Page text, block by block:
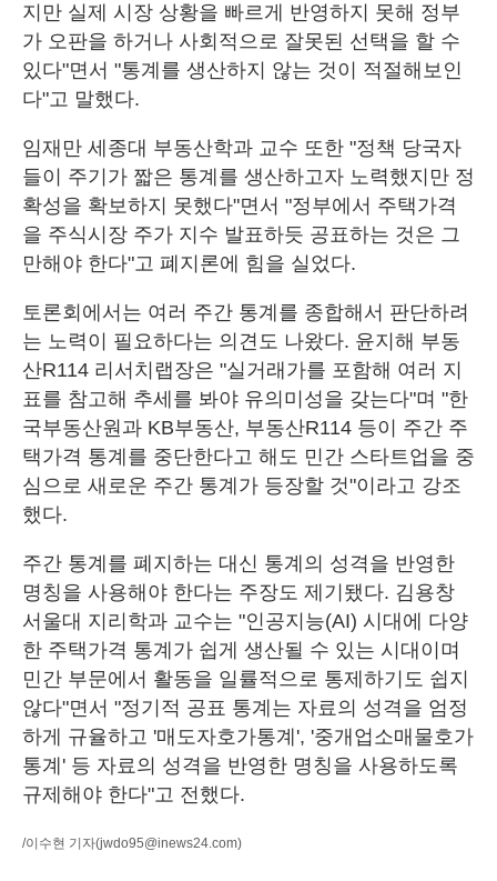
지만 실제 시장 상황을 빠르게 반영하지 못해 정부
가 오판을 하거나 사회적으로 잘못된 선택을 할 수
있다"면서 "통계를 생산하지 않는 것이 적절해보인
다"고 말했다.
임재만 세종대 부동산학과 교수 또한 "정책 당국자
들이 주기가 짧은 통계를 생산하고자 노력했지만 정
확성을 확보하지 못했다"면서 "정부에서 주택가격
을 주식시장 주가 지수 발표하듯 공표하는 것은 그
만해야 한다"고 폐지론에 힘을 실었다.
토론회에서는 여러 주간 통계를 종합해서 판단하려
는 노력이 필요하다는 의견도 나왔다. 윤지해 부동
산R114 리서치랩장은 "실거래가를 포함해 여러 지
표를 참고해 추세를 봐야 유의미성을 갖는다"며 "한
국부동산원과 KB부동산, 부동산R114 등이 주간 주
택가격 통계를 중단한다고 해도 민간 스타트업을 중
심으로 새로운 주간 통계가 등장할 것"이라고 강조
했다.
주간 통계를 폐지하는 대신 통계의 성격을 반영한
명칭을 사용해야 한다는 주장도 제기됐다. 김용창
서울대 지리학과 교수는 "인공지능(AI) 시대에 다양
한 주택가격 통계가 쉽게 생산될 수 있는 시대이며
민간 부문에서 활동을 일률적으로 통제하기도 쉽지
않다"면서 "정기적 공표 통계는 자료의 성격을 엄정
하게 규율하고 '매도자호가통계', '중개업소매물호가
통계' 등 자료의 성격을 반영한 명칭을 사용하도록
규제해야 한다"고 전했다.
/이수현 기자(jwdo95@inews24.com)